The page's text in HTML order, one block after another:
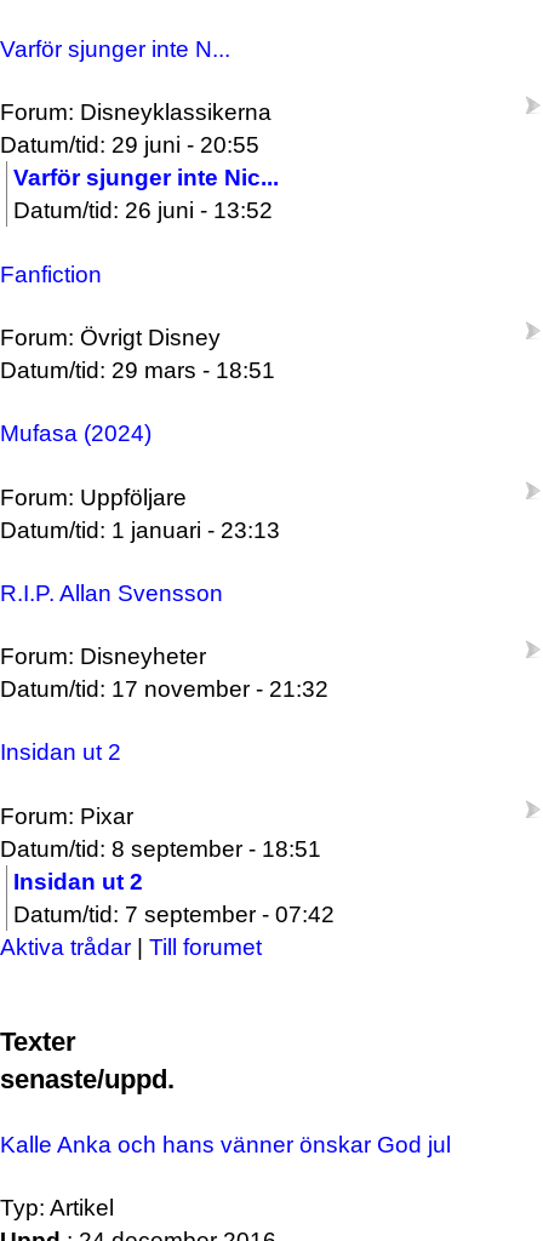
Varför sjunger inte N...
Forum: Disneyklassikerna
Datum/tid: 29 juni - 20:55
Varför sjunger inte Nic...
Datum/tid: 26 juni - 13:52
Fanfiction
Forum: Övrigt Disney
Datum/tid: 29 mars - 18:51
Mufasa (2024)
Forum: Uppföljare
Datum/tid: 1 januari - 23:13
R.I.P. Allan Svensson
Forum: Disneyheter
Datum/tid: 17 november - 21:32
Insidan ut 2
Forum: Pixar
Datum/tid: 8 september - 18:51
Insidan ut 2
Datum/tid: 7 september - 07:42
Aktiva trådar | Till forumet
Texter
senaste/uppd.
Kalle Anka och hans vänner önskar God jul
Typ: Artikel